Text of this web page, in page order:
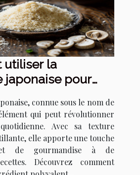
utiliser la
japonaise pour
connue sous le nom de
qui peut révolutionner
Avec sa texture
elle apporte une touche
de gourmandise à de
Découvrez comment